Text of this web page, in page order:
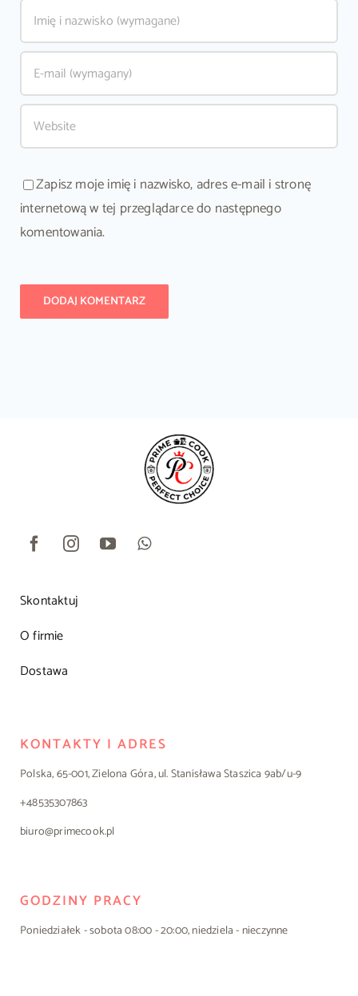
Zapisz moje imię i nazwisko, adres e-mail i stronę
internetową w tej przeglądarce do następnego
komentowania.
Skontaktuj
O firmie
Dostawa
KONTAKTY I ADRES
Polska, 65-001, Zielona Góra, ul. Stanisława Staszica 9ab/u-9
+48535307863
biuro@primecook.pl
GODZINY PRACY
Poniedziałek - sobota 08:00 - 20:00, niedziela - nieczynne